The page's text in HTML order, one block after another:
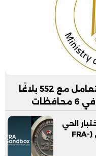
التضامن: فرق التدخل السريع تتعامل مع 552 بلاغًا
الحي
لمشروعين داخل المختبر التنظيمي (FRA-